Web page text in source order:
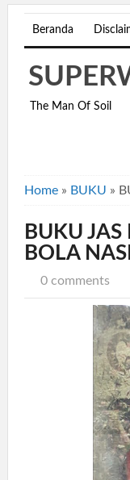
Beranda
The Man Of Soil
Home » BUKU »
BUKU
BOLA
0 comments